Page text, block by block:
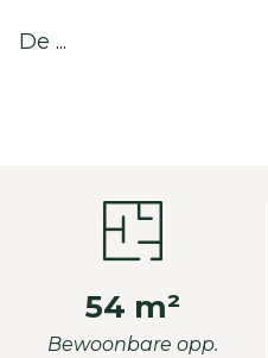
De ...
54 m²
Bewoonbare opp.